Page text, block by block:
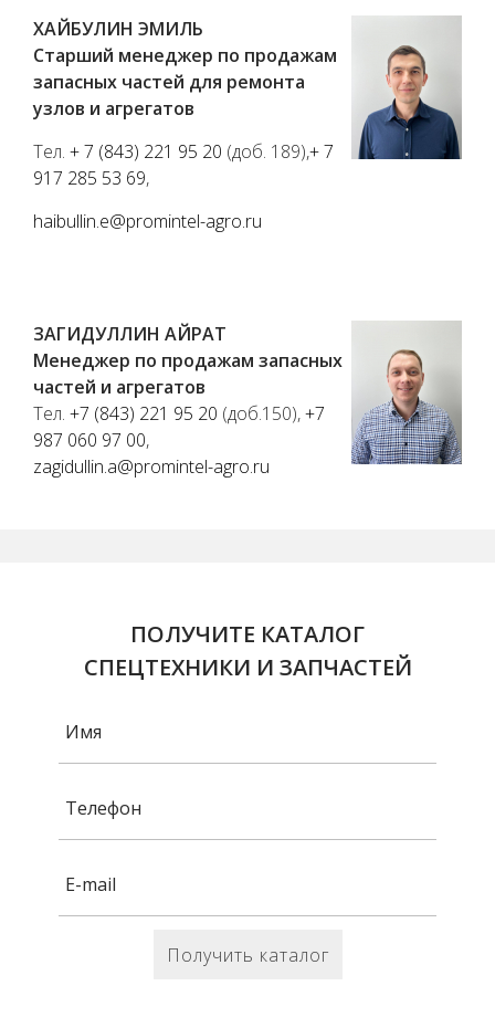
ХАЙБУЛИН ЭМИЛЬ
Старший менеджер по продажам
запасных частей для ремонта
узлов и агрегатов
Тел. + 7 (843) 221 95 20 (доб. 189),+ 7
917 285 53 69,
haibullin.e@promintel-agro.ru
ЗАГИДУЛЛИН АЙРАТ
Менеджер по продажам запасных
частей и агрегатов
Тел. +7 (843) 221 95 20 (доб.150),+7
987 060 97 00,
zagidullin.a@promintel-agro.ru
ПОЛУЧИТЕ КАТАЛОГ
СПЕЦТЕХНИКИ И ЗАПЧАСТЕЙ
Получить каталог